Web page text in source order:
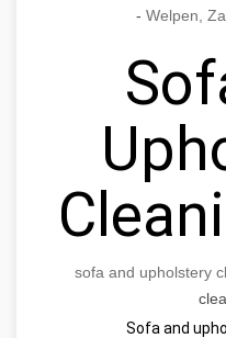
- Welpen,
sofa and upholstery
Sofa and